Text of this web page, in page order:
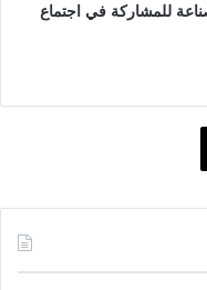
للمشاركة في اجتماع